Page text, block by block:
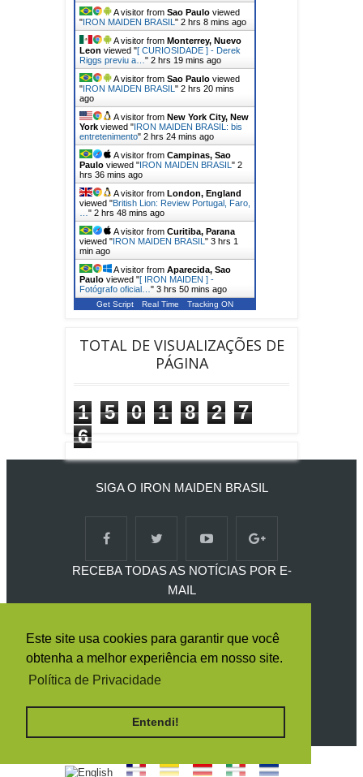
Este site usa cookies para garantir que você
obtenha a melhor experiência em nosso site.
Política de Privacidade
Entendi!
A visitor from Sao Paulo viewed
"IRON MAIDEN BRASIL " 2 hrs 8 mins ago
A visitor from Monterrey, Nuevo
Leon viewed "[ CURIOSIDADE ] - Derek
Riggs previu a… " 2 hrs 19 mins ago
A visitor from Sao Paulo viewed
"IRON MAIDEN BRASIL " 2 hrs 21 mins
ago
A visitor from New York City, New
York viewed "IRON MAIDEN BRASIL: bis
entretenimento" 2 hrs 24 mins ago
A visitor from Campinas, Sao
Paulo viewed "IRON MAIDEN BRASIL " 2
hrs 36 mins ago
A visitor from London, England
viewed "British Lion: Review Portugal, Faro,
" 2 hrs 48 mins ago
A visitor from Curitiba, Parana
viewed "IRON MAIDEN BRASIL " 3 hrs 1
min ago
A visitor from Aparecida, Sao
Paulo viewed "[ IRON MAIDEN ] -
Fotógrafo oficial… " 3 hrs 50 mins ago
Get Script Real Time Tracking ON
TOTAL DE VISUALIZAÇÕES DE
PÁGINA
1 5 0 1 8 2
7
6
SIGA O IRON MAIDEN BRASIL
RECEBA TODAS AS NOTÍCIAS POR E-
MAIL